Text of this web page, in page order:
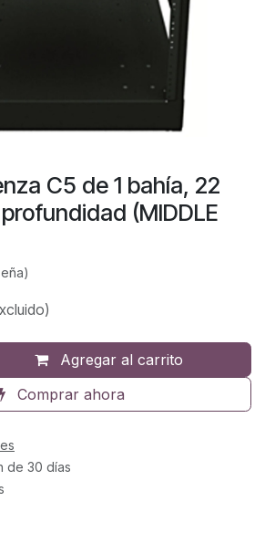
C5 de 1 bahía, 22
(MIDDLE
Agregar al carrito
Comprar ahora
de 30 días